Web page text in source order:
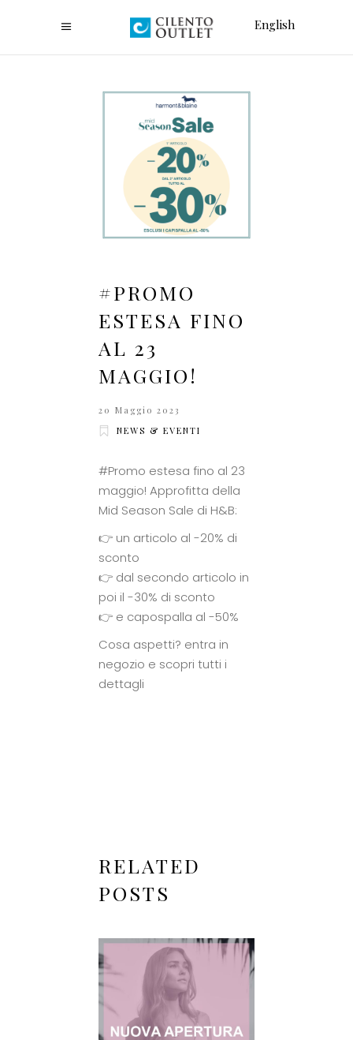
English
#PROMO
ESTESA FINO
AL 23
MAGGIO!
20 Maggio 2023
NEWS & EVENTI
#Promo estesa fino al 23
maggio! Approfitta della
Mid Season Sale di H&B:
👉 un articolo al -20% di
sconto
👉 dal secondo articolo in
poi il -30% di sconto
👉 e capospalla al -50%
Cosa aspetti? entra in
negozio e scopri tutti i
dettagli
RELATED
POSTS